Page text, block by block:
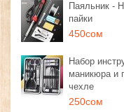
Паяльник -
пайки
450сом
Набор
маникюра и
чехле
250сом